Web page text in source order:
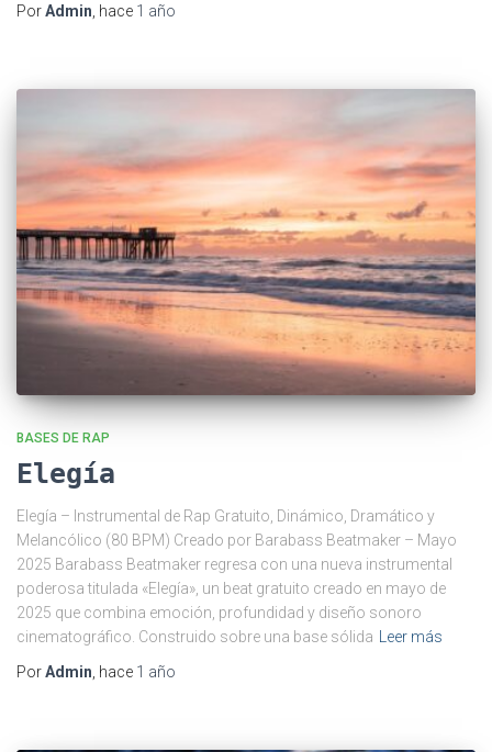
PorAdmin, hace 1 año
BASES DE RAP
Elegía
Elegía – Instrumental de Rap Gratuito, Dinámico, Dramático y
Melancólico (80 BPM) Creado por Barabass Beatmaker – Mayo
2025 Barabass Beatmaker regresa con una nueva instrumental
poderosa titulada «Elegía», un beat gratuito creado en mayo de
2025 que combina emoción, profundidad y diseño sonoro
cinematográfico. Construido sobre una base sólida
Leer más
PorAdmin , hace 1 año